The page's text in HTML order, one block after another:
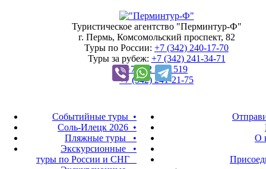
Туристическое агентство "Перминтур-Ф"
г. Пермь, Комсомольский проспект, 82
Туры по России: +7 (342) 240-17-70
Туры за рубеж: +7 (342) 241-34-71
+7 922 2421519
+7 (342) 241-21-75
Событийные туры •
Соль-Илецк 2026 •
Пляжные туры •
Экскурсионные •
туры по России и СНГ
О